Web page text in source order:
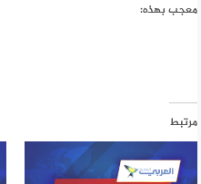
معجب بهذه:
مرتبط